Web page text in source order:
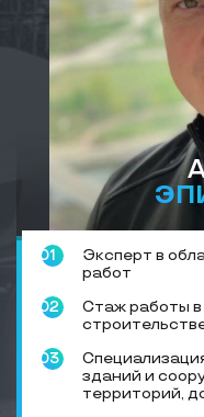
Эксперт в
работ
Стаж работы
зданий и
территорий,